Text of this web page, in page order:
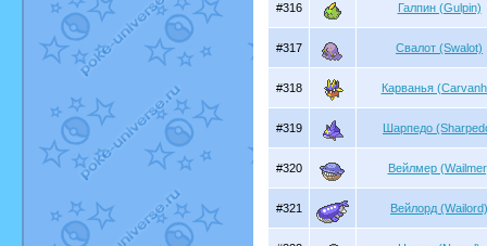
#316 Галпин (Gulpin)
#317 Свалот (Swalot)
#318 Карванья
#319 Шарпедо
#320 Вейлмер
#321 Вейлорд (Wailord)